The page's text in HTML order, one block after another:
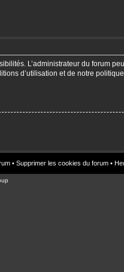
L’administrateur du forum
d’utilisation et de notre
• Supprimer les cookies du forum •